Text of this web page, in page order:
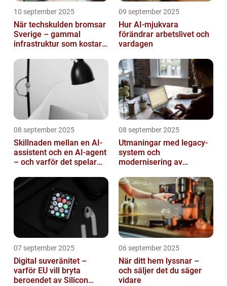
10 september 2025
När techskulden bromsar
Sverige – gammal
infrastruktur som kostar
09 september 2025
Hur AI-mjukvara
förändrar arbetslivet och
vardagen
08 september 2025
Skillnaden mellan en AI-
assistent och en AI-agent
– och varför det spelar
08 september 2025
Utmaningar med legacy-
system och
modernisering av
07 september 2025
Digital suveränitet –
varför EU vill bryta
beroendet av Silicon
06 september 2025
När ditt hem lyssnar –
och säljer det du säger
vidare